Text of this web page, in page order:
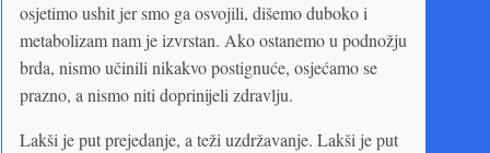
osjetimo ushit jer smo ga osvojili, dišemo duboko i
metabolizam nam je izvrstan. Ako ostanemo u podnožju
brda, nismo učinili nikakvo postignuće, osjećamo se
prazno, a nismo niti doprinijeli zdravlju.
Lakši je put prejedanje, a teži uzdržavanje. Lakši je put